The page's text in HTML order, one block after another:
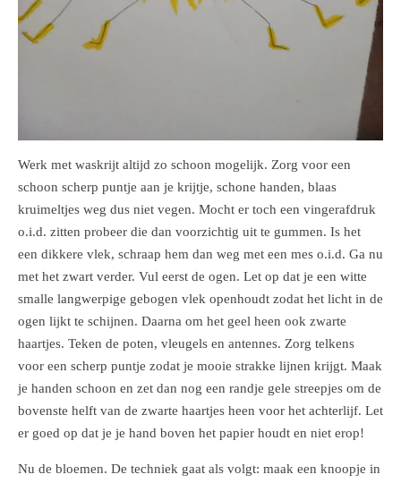
Werk met waskrijt altijd zo schoon mogelijk. Zorg voor een
schoon scherp puntje aan je krijtje, schone handen, blaas
kruimeltjes weg dus niet vegen. Mocht er toch een vingerafdruk
o.i.d. zitten probeer die dan voorzichtig uit te gummen. Is het
een dikkere vlek, schraap hem dan weg met een mes o.i.d. Ga nu
met het zwart verder. Vul eerst de ogen. Let op dat je een witte
smalle langwerpige gebogen vlek openhoudt zodat het licht in de
ogen lijkt te schijnen. Daarna om het geel heen ook zwarte
haartjes. Teken de poten, vleugels en antennes. Zorg telkens
voor een scherp puntje zodat je mooie strakke lijnen krijgt. Maak
je handen schoon en zet dan nog een randje gele streepjes om de
bovenste helft van de zwarte haartjes heen voor het achterlijf. Let
er goed op dat je je hand boven het papier houdt en niet erop!
Nu de bloemen. De techniek gaat als volgt: maak een knoopje in